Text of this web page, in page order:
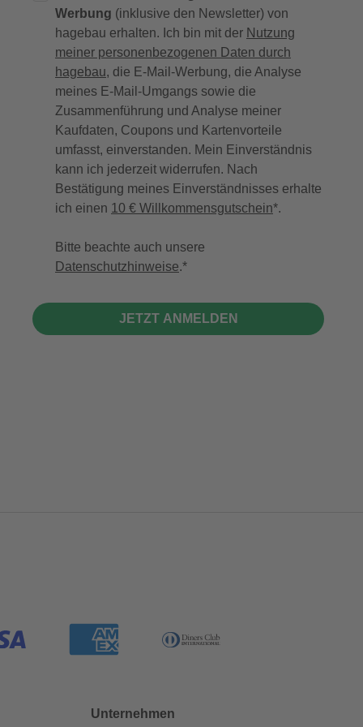
Werbung (inklusive den Newsletter) von
hagebau erhalten. Ich bin mit der Nutzung
meiner personenbezogenen Daten durch
hagebau, die E-Mail-Werbung, die Analyse
meines E-Mail-Umgangs sowie die
Zusammenführung und Analyse meiner
Kaufdaten, Coupons und Kartenvorteile
umfasst, einverstanden. Mein Einverständnis
kann ich jederzeit widerrufen. Nach
Bestätigung meines Einverständnisses erhalte
ich einen 10 € Willkommensgutschein*.
Bitte beachte auch unsere
Datenschutzhinweise.
JETZT ANMELDEN
Unternehmen